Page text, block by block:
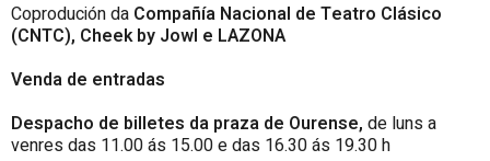
Coprodución da Compañía Nacional de Teatro Clásico
(CNTC), Cheek by Jowl e LAZONA
Venda de entradas
Despacho de billetes da praza de Ourense, de luns a
venres das 11.00 ás 15.00 e das 16.30 ás 19.30 h